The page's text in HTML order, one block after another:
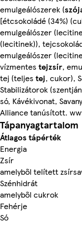
emulgeálószerek (
[étcsokoládé (34%)
emulgeálószer
(lecitinek)),
emulgeálószer
vízmentes tejzsír,
tej (teljes tej, cukor),
Stabilizátorok
só, Kávékivonat,
Alliance tanúsított.
Tápanyagtartalom
Átlagos tápérték
Energia
Zsír
amelyből telített
Szénhidrát
amelyből cukrok
Fehérje
Só